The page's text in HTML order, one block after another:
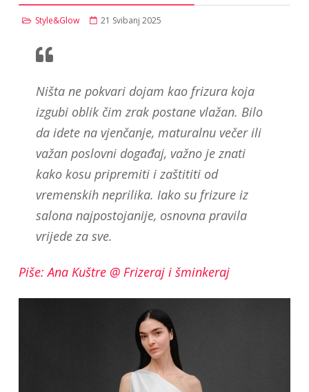
Style&Glow 21 Svibanj 2025
Ništa ne pokvari dojam kao frizura koja
izgubi oblik čim zrak postane vlažan. Bilo
da idete na vjenčanje, maturalnu večer ili
važan poslovni događaj, važno je znati
kako kosu pripremiti i zaštititi od
vremenskih neprilika. Iako su frizure iz
salona najpostojanije, osnovna pravila
vrijede za sve.
Piše: Ana Kuštre @ Frizeraj i šminkeraj